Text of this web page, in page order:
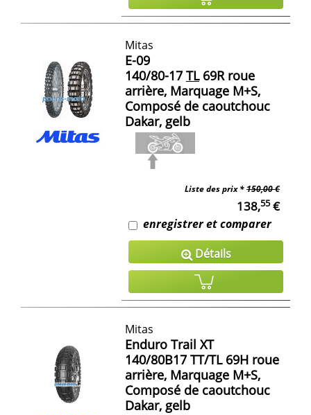
Mitas
E-09
140/80-17 TL69R roue
arrière, Marquage M+S,
Composé de caoutchouc
Dakar, gelb
Liste des prix *150,00 €
138,55€
enregistrer et comparer
Détails
Mitas
Enduro Trail XT
140/80B17 TT/TL 69H roue
arrière, Marquage M+S,
Composé de caoutchouc
Dakar, gelb